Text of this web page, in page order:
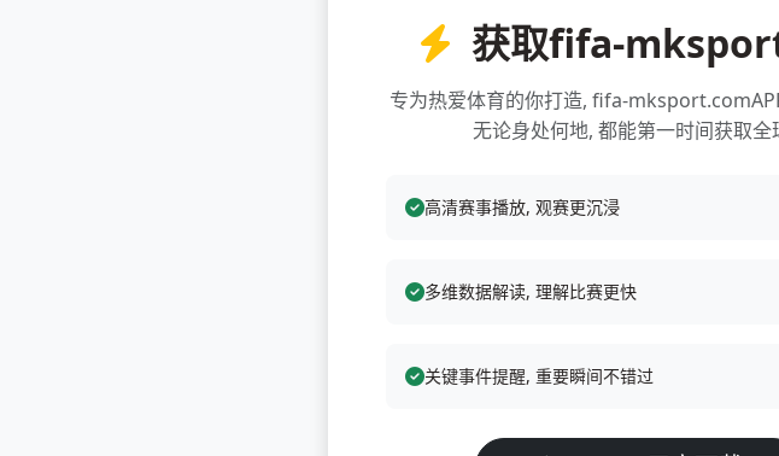
获取fifa-
专为热爱体育的你打造, fifa-
无论身处何地, 都能第一时间获取全
高清赛事播放, 观赛更沉浸
多维数据解读, 理解比赛更快
关键事件提醒, 重要瞬间不错过